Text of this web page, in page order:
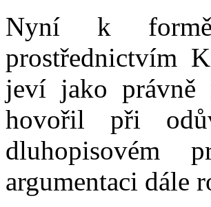
Nyní k formě
prostřednictvím
jeví jako právně
hovořil při
dluhopisovém
argumentaci dále